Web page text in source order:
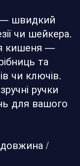
— швидкий
чи шейкера.
кишеня —
та
чи ключів.
ручки
для вашого
/